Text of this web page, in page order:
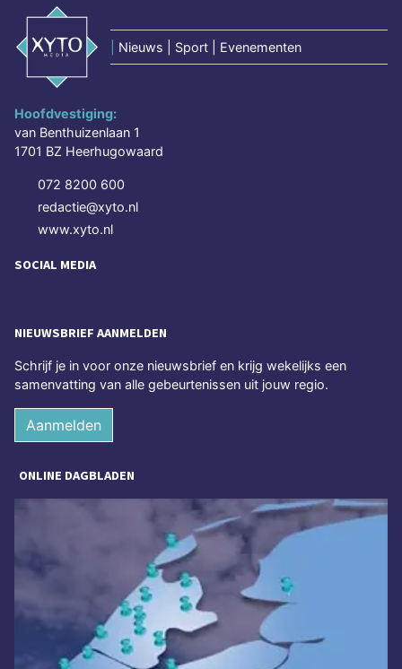
Nieuws | Sport | Evenementen
Hoofdvestiging:
van Benthuizenlaan 1
1701 BZ Heerhugowaard
072 8200 600
redactie@xyto.nl
www.xyto.nl
SOCIAL MEDIA
NIEUWSBRIEF AANMELDEN
Schrijf je in voor onze nieuwsbrief en krijg wekelijks een
samenvatting van alle gebeurtenissen uit jouw regio.
Aanmelden
ONLINE DAGBLADEN